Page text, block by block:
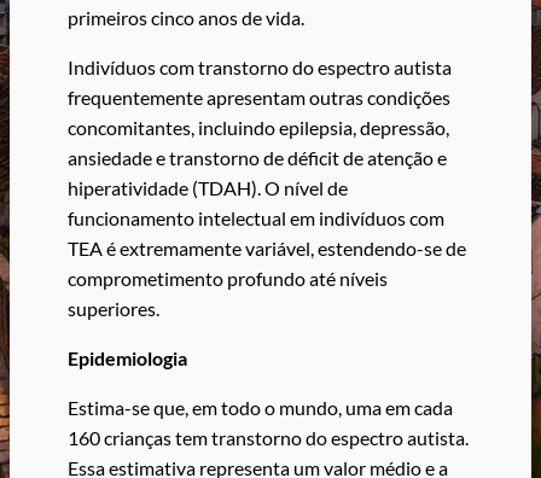
primeiros cinco anos de vida.
Indivíduos com transtorno do espectro autista
frequentemente apresentam outras condições
concomitantes, incluindo epilepsia, depressão,
ansiedade e transtorno de déficit de atenção e
hiperatividade (TDAH). O nível de
funcionamento intelectual em indivíduos com
TEA é extremamente variável, estendendo-se de
comprometimento profundo até níveis
superiores.
Epidemiologia
Estima-se que, em todo o mundo, uma em cada
160 crianças tem transtorno do espectro autista.
Essa estimativa representa um valor médio e a